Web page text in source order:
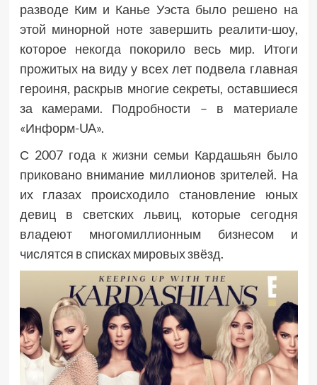
разводе Ким и Канье Уэста было решено на
этой минорной ноте завершить реалити-шоу,
которое некогда покорило весь мир. Итоги
прожитых на виду у всех лет подвела главная
героиня, раскрыв многие секреты, оставшиеся
за камерами. Подробности – в материале
«Информ-UA».
С 2007 года к жизни семьи Кардашьян было
приковано внимание миллионов зрителей. На
их глазах происходило становление юных
девиц в светских львиц, которые сегодня
владеют многомиллионным бизнесом и
числятся в списках мировых звёзд.